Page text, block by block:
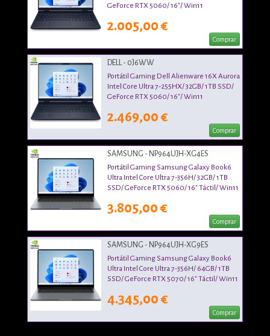
GeForce RTX 5060/ 16"/ Win11
2.005,00 €
Comprar
DELL - 0J6WW
Portátil Gaming Dell Alienware 16X Aurora
Intel Core Ultra 7-255HX/ 32GB/ 1TB SSD/
GeForce RTX 5060/ 16"/ Win11
2.469,00 €
Comprar
SAMSUNG - NP964UJH-XG4ES
Portátil Gaming Samsung Galaxy Book6
Ultra Intel Core Ultra 7-356H/ 32GB/ 1TB
SSD/ GeForce RTX 5060/ 16" Táctil/ Win11
3.805,00 €
Comprar
SAMSUNG - NP964UJH-XG9ES
Portátil Gaming Samsung Galaxy Book6
Ultra Intel Core Ultra 7-356H/ 64GB/ 1TB
SSD/ GeForce RTX 5070/ 16" Táctil/ Win11
4.345,00 €
Comprar